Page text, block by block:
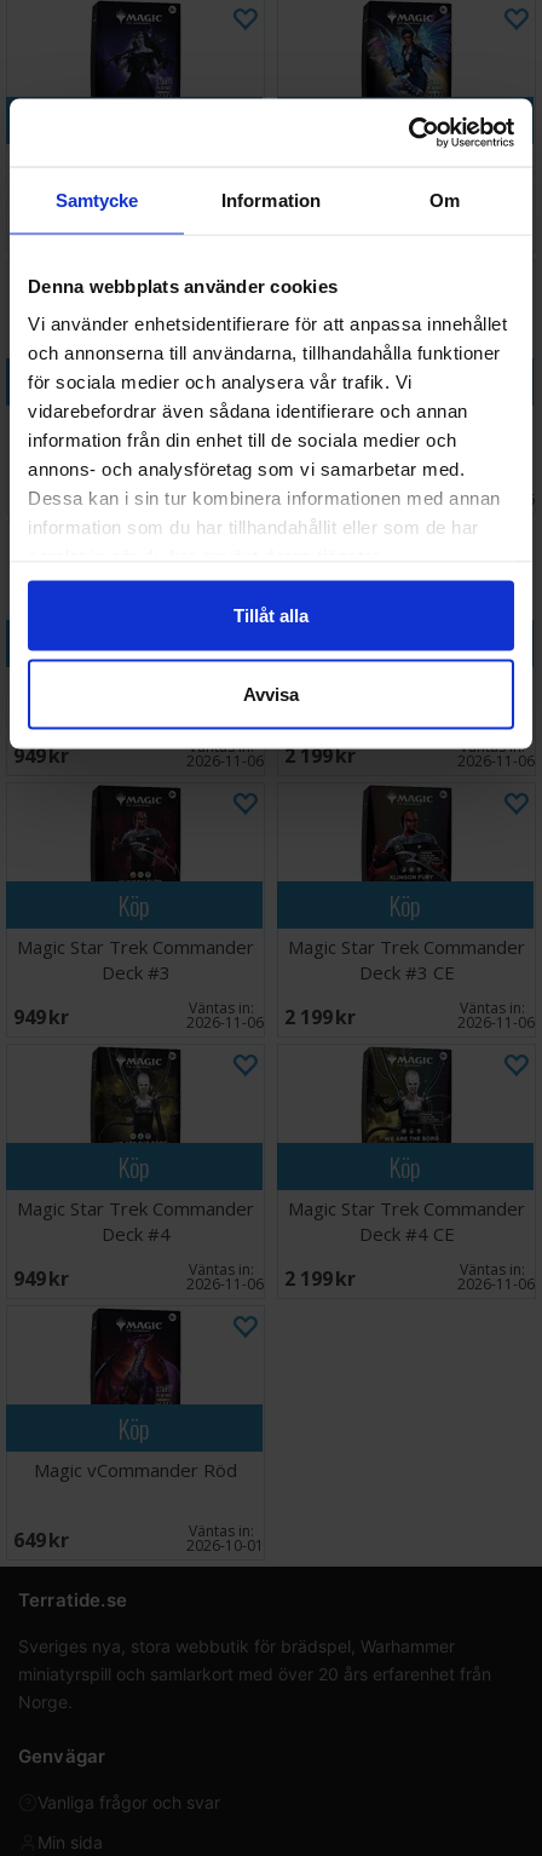
Samtycke Information Om
Denna webbplats använder cookies
Vi använder enhetsidentifierare för att anpassa innehållet
och annonserna till användarna, tillhandahålla funktioner
för sociala medier och analysera vår trafik. Vi
vidarebefordrar även sådana identifierare och annan
information från din enhet till de sociala medier och
annons- och analysföretag som vi samarbetar med.
Dessa kan i sin tur kombinera informationen med annan
information som du har tillhandahållit eller som de har
Tillåt alla
Avvisa
Commander Svart
649 SEK
Köp
Commander Vit
Köp
Magic Star Trek Commander
Deck #1
949 SEK Väntas in:
2026-11-06
Köp
Magic Star Trek Commander
Deck #1 CE
2 199 SEK 2026-11-06
Köp
Magic Star Trek Commander
949 SEK Väntas in:
2026-11-06
Köp
Magic Star Trek Commander
2 199 SEK Väntas in:
2026-11-06
Köp
Magic Star Trek Commander
Deck #3
949 SEK Väntas in:
2026-11-06
Köp
Magic Star Trek Commander
Deck #3 CE
2 199 SEK Väntas in:
2026-11-06
Köp
Magic Star Trek Commander
Deck #4
949 SEK Väntas in:
2026-11-06
Köp
Magic Star Trek Commander
Deck #4 CE
2 199 SEK Väntas in:
2026-11-06
Köp
Magic vCommander Röd
649 SEK Väntas in:
2026-10-01
Terratide.se
Sveriges nya, stora webbutik för brädspel, Warhammer
miniatyrspill och samlarkort med över 20 års erfarenhet från
Norge.
Genvägar
Vanliga frågor och svar
Min sida